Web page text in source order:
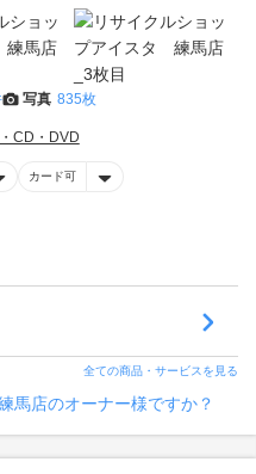
写真 835枚
CD・DVD
カード可
全ての商品・サービスを見る
馬店のオーナー様ですか？